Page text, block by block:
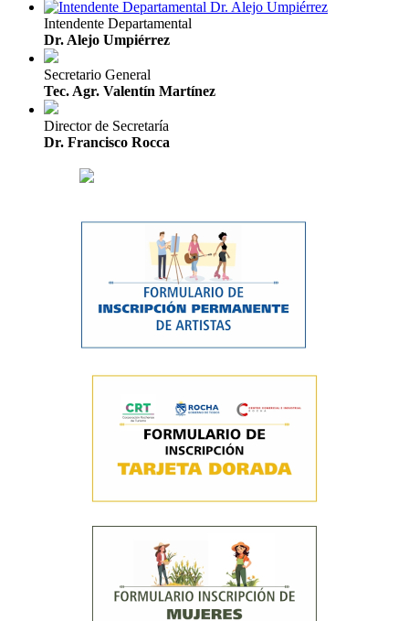
Intendente Departamental
Dr. Alejo Umpiérrez
Secretario General
Tec. Agr. Valentín Martínez
Director de Secretaría
Dr. Francisco Rocca